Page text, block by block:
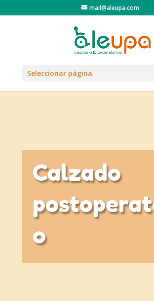
mail@aleupa.com
Seleccionar página
Calzado
o